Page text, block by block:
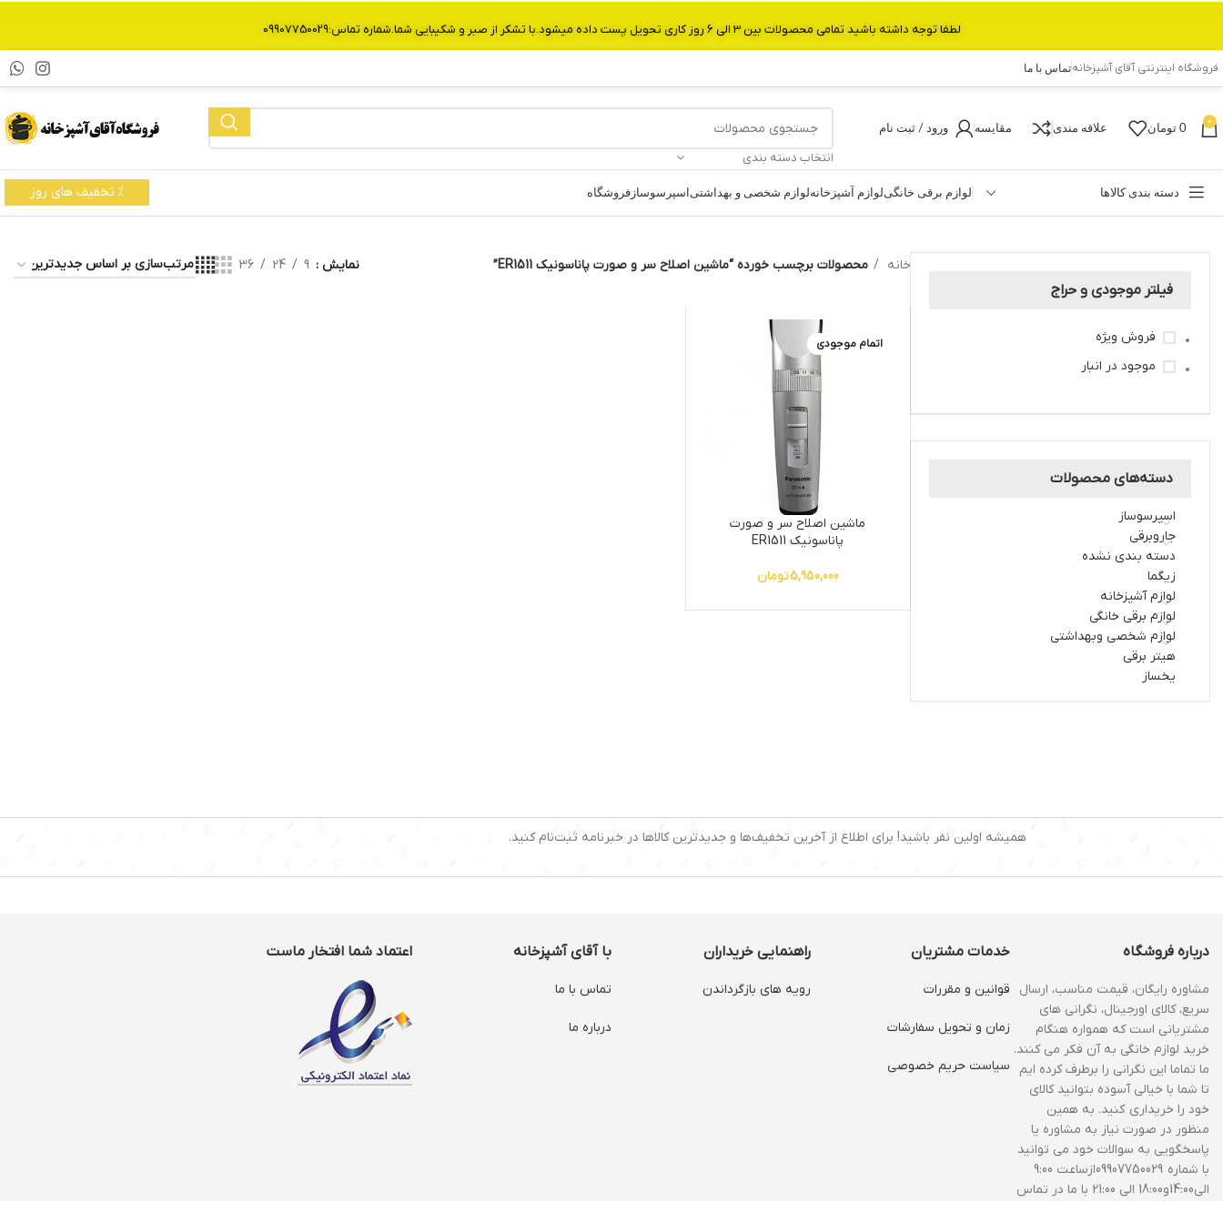
فروشگاه اینترنتی آقای آشپزخانهتماس با ما
0
0 تومان علاقه مندی مقایسه ورود / ثبت نام
انتخاب دسته بندی
دسته بندی کالاها لوازم برقی خانگیلوازم آشپزخانهلوازم شخصی و بهداشتی اسپرسوساز فروشگاه % تخفیف های روز
فیلتر موجودی و حراج
فروش ویژه
موجود در انبار
دسته‌های محصولات
اسپرسوساز
جاروبرقی
دسته بندی نشده
زیگما
لوازم آشپزخانه
لوازم برقی خانگی
لوازم شخصی وبهداشتی
هیتر برقی
یخساز
خانه محصولات برچسب خورده “ماشين اصلاح سر و صورت پاناسونيک ER1511” نمایش 9
24
36
اتمام موجودی
ماشين اصلاح سر و صورت
پاناسونيک ER1511
5,950,000تومان
همیشه اولین نفر باشید! برای اطلاع از آخرین تخفیف‌ها و جدیدترین کالاها در خبرنامه ثبت‌نام کنید.
درباره فروشگاه
مشاوره رایگان، قیمت مناسب، ارسال
سریع، کالای اورجینال، نگرانی های
مشتریانی است که همواره هنگام
خرید لوازم خانگی به آن فکر می کنند.
ما تماما این نگرانی را برطرف کرده ایم
تا شما با خیالی آسوده بتوانید کالای
خود را خریداری کنید. به همین
منظور در صورت نیاز به مشاوره یا
پاسخگویی به سوالات خود می توانید
با شماره 09907750029ازساعت 9:00
الی14:00و18:00 الی 21:00 با ما در تماس
خدمات مشتریان
قوانین و مقررات
زمان و‌ تحویل سفارشات
سیاست حریم خصوصی
راهنمایی خریداران
رویه های بازگرداندن
با آقای آشپزخانه
تماس با ما
درباره ما
اعتماد شما افتخار ماست
لطفا توجه داشته باشید تمامی محصولات بین 3 الی 6 روز کاری تحویل پست داده میشود.با تشکر از صبر و شکیبایی شما.شماره تماس:09907750029